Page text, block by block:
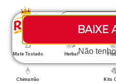
BAIXE
Não
content
Search
Loja/
Mate Tostado Herbal
Chimarrão Kits